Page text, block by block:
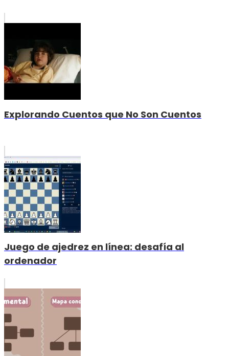
Explorando Cuentos que No Son Cuentos
Juego de ajedrez en línea: desafía al
ordenador